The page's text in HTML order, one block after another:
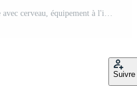
silhouette verte de tête humaine avec cerveau, équipement à l'intérieur. santé mentale, thérapie, traitement, concepts de pensée principale. journée mondiale de la santé mentale. entraînement de la mémoire, système cérébral, psychologie, conception des connaissances Vecteur Gratuit
Suivre